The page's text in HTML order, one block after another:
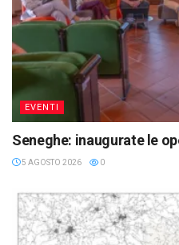
EVENTI
Seneghe: inaugurate le
5 AGOSTO 2026 0